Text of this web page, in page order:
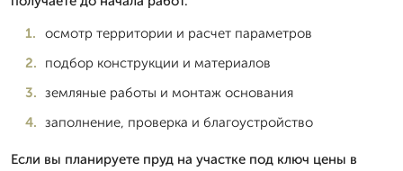
осмотр территории и расчет параметров
подбор конструкции и материалов
земляные работы и монтаж основания
заполнение, проверка и благоустройство
Если вы планируете пруд на участке под ключ цены в